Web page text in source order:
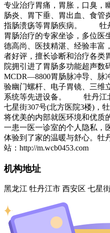
专业治疗胃痛，胃胀，口臭，
肠炎、胃下垂、胃出血、食管
指肠溃疡等胃肠疾病。 牡
胃肠治疗的专家坐诊，多位医
德高尚、医技精湛、经验丰富
者好评，擅长诊断和治疗各
院拥引进了胃肠多功能超声数
MCDR—8800胃肠脉冲导、脉
验幽门螺杆、电子胃镜、三维
系统等先进设备。 牡丹江
七星街307号(北方医院3楼)，
将优美的内部就医环境和优质
一患一医一诊室的个人隐私，
体验到了家的温暖与舒心。牡
站：http://m.wcb0453.com
机构地址
黑龙江 牡丹江市 西安区 七星